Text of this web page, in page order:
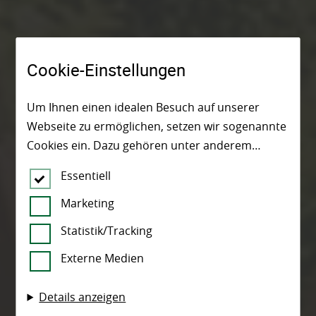
Cookie-Einstellungen
Um Ihnen einen idealen Besuch auf unserer
Webseite zu ermöglichen, setzen wir sogenannte
Cookies ein. Dazu gehören unter anderem
reibungslosen Betrieb unserer kommerziellen
Unternehmensseite notwendig sind. Zusätzlich
verwenden wir Cookies zur anonymen Erhebung
von Statistiken sowie solche, die zur Ausspielung
und Anzeige personalisierter Inhalte auch nach
werden können. Durch unsere Cookie-
Essentiell
Marketing
Statistik/Tracking
Externe Medien
Details anzeigen